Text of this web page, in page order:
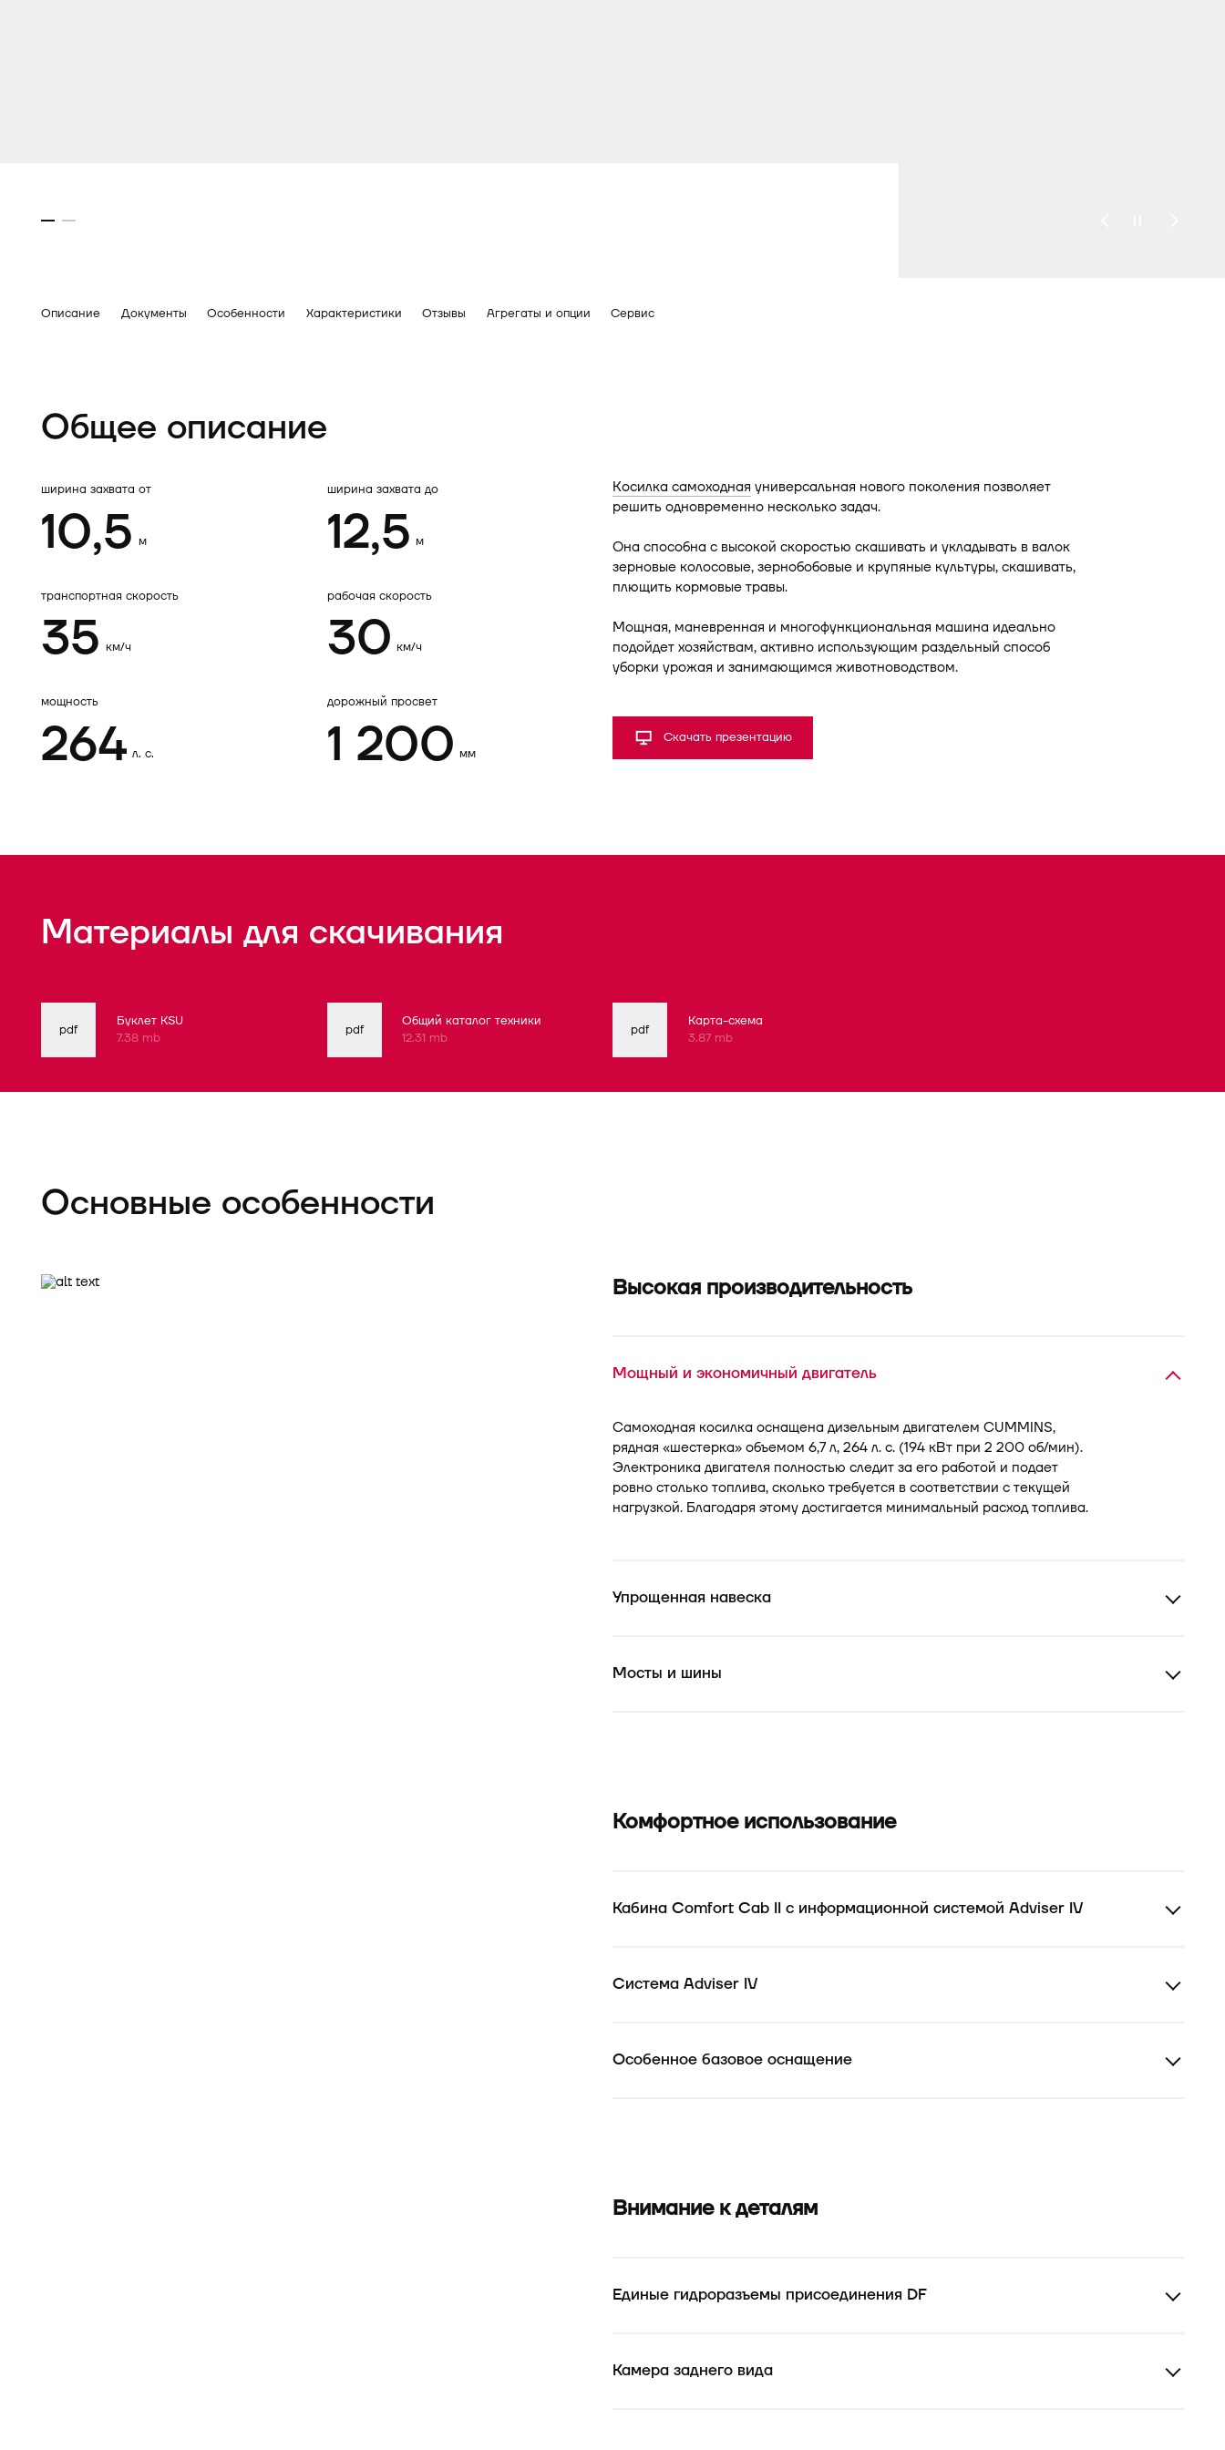
Описание Документы Особенности Характеристики Отзывы Агрегаты и опции Сервис
Общее описание
ширина захвата от
10,5 м
ширина захвата до
12,5 м
транспортная скорость
35 км/ч
рабочая скорость
30 км/ч
мощность
264 л. с.
дорожный просвет
1 200 мм
Косилка самоходная универсальная нового поколения позволяет
решить одновременно несколько задач.
Она способна с высокой скоростью скашивать и укладывать в валок
зерновые колосовые, зернобобовые и крупяные культуры, скашивать,
плющить кормовые травы.
Мощная, маневренная и многофункциональная машина идеально
подойдет хозяйствам, активно использующим раздельный способ
уборки урожая и занимающимся животноводством.
Скачать презентацию
Материалы для скачивания
pdf
Буклет KSU
7.38 mb
pdf
Общий каталог техники
12.31 mb
pdf
Карта-схема
3.87 mb
Основные особенности
Высокая производительность
Мощный и экономичный двигатель
Самоходная косилка оснащена дизельным двигателем CUMMINS,
рядная «шестерка» объемом 6,7 л, 264 л. с. (194 кВт при 2 200 об/мин).
Электроника двигателя полностью следит за его работой и подает
ровно столько топлива, сколько требуется в соответствии с текущей
нагрузкой. Благодаря этому достигается минимальный расход топлива.
Упрощенная навеска
Мосты и шины
Комфортное использование
Кабина Comfort Cab II с информационной системой Adviser IV
Система Adviser IV
Особенное базовое оснащение
Внимание к деталям
Единые гидроразъемы присоединения DF
Камера заднего вида